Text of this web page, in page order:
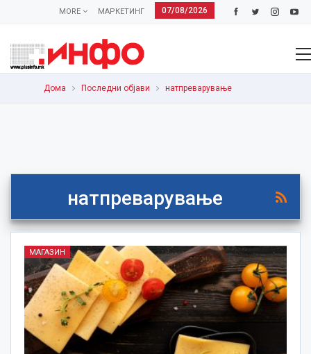
07/08/2026
МАРКЕТИНГ
MORE
Дома Последни објави натпреварување
натпреварување
МАГАЗИН